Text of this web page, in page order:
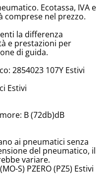
Ecotassa, IVA e
comprese nel prezzo.
la differenza
e prestazioni per
di guida.
2854023 107Y Estivi
Estivi
B (72db)dB
ai pneumatici senza
del pneumatico, il
variare.
S) PZERO (PZ5) Estivi